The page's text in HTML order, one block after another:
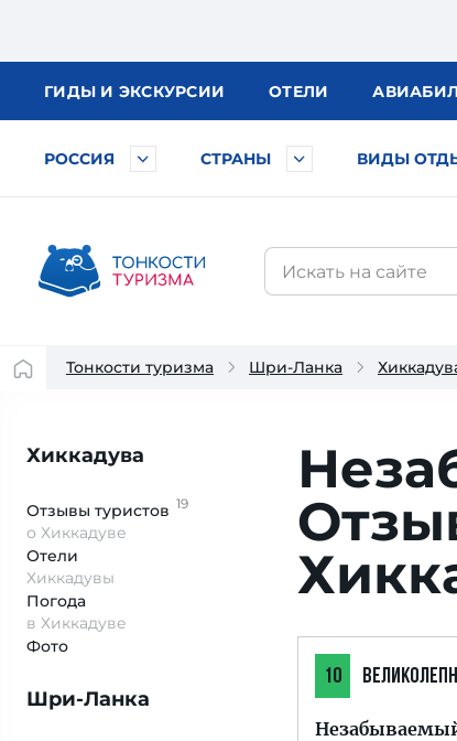
ГИДЫ И ЭКСКУРСИИ ОТЕЛИ АВИА
РОССИЯ СТРАНЫ ВИДЫ
Тонкости туризма Шри-Ланка
Хиккадува
Отзывы туристов 19
о Хиккадуве
Отели
Хиккадувы
Погода
в Хиккадуве
Фото
Шри-Ланка
10